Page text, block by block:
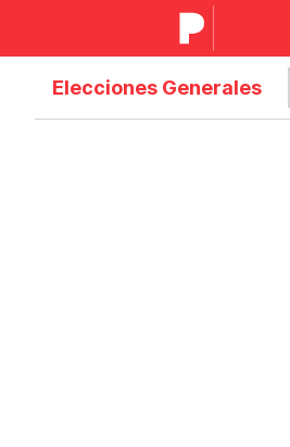
Elecciones Generales